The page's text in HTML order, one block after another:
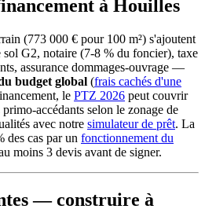
à Houilles
(773 000 € pour 100 m²) s'ajoutent
G2, notaire (7-8 % du foncier), taxe
assurance dommages-ouvrage —
budget global (frais cachés d'une
le PTZ 2026 peut couvrir
accédants selon le zonage de
avec notre simulateur de prêt. La
des cas par un fonctionnement du
moins 3 devis avant de signer.
— construire à